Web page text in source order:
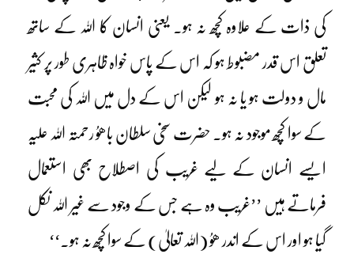
کی ذات کے علاوہ کچھ نہ ہو۔ یعنی انسان کا اللہ کے ساتھ
تعلق اس قدر مضبوط ہو کہ اس کے پاس خواہ ظاہری طور پر کثیر
مال و دولت ہو یا نہ ہو لیکن اس کے دل میں اللہ کی محبت
کے سوا کچھ موجود نہ ہو۔ حضرت سخی سلطان باھوُ رحمتہ اللہ علیہ
ایسے انسان کے لیے غریب کی اصطلاح بھی استعمال
فرماتے ہیں ’’غریب وہ ہے جس کے وجود سے غیر اللہ نکل
گیا ہو اور اس کے اندر ھوُ (اللہ تعالیٰ) کے سوا کچھ نہ ہو۔‘‘